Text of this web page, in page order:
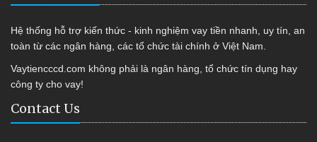
Hệ thống hỗ trợ kiến thức - kinh nghiệm vay tiền nhanh, uy tín, an
toàn từ các ngân hàng, các tổ chức tài chính ở Việt Nam.
Vaytiencccd.com không phải là ngân hàng, tổ chức tín dụng hay
công ty cho vay!
Contact Us